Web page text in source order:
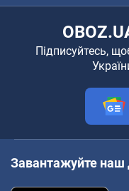
Підписуйтесь,
Завантажуйте наш